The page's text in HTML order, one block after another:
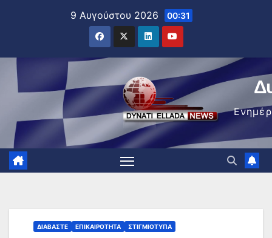
9 Αυγούστου 2026 00:31
ΔΙΑΒΆΣΤΕ ΕΠΙΚΑΙΡΌΤΗΤΑ ΣΤΙΓΜΙΌΤΥΠΑ